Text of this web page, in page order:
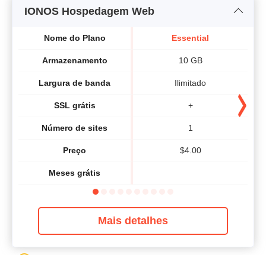
IONOS Hospedagem Web
Nome do Plano
Armazenamento
Largura de banda
SSL grátis
Número de sites
Preço
Meses grátis
Essential
10 GB
Ilimitado
+
1
$4.00
Mais detalhes